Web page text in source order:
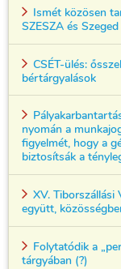
Ismét közösen
SZESZA és
CSÉT-ülés:
bértárgyalások
nyomán a
figyelmét, hogy a
biztosítsák a
XV. Tiborszállási
együtt,
Folytatódik a
tárgyában (?)